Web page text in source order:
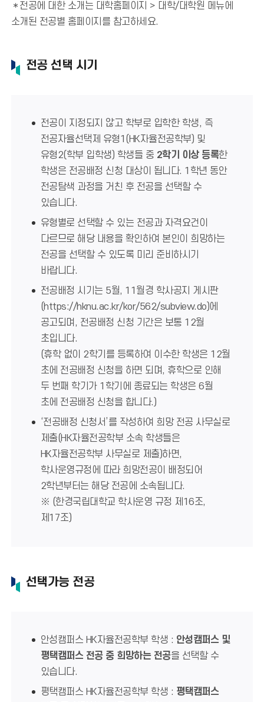
＊전공에 대한 소개는 대학홈페이지 > 대학/대학원 메뉴에
소개된 전공별 홈페이지를 참고하세요.
전공 선택 시기
전공이 지정되지 않고 학부로 입학한 학생, 즉
전공자율선택제 유형1(HK자율전공학부) 및
유형2(학부 입학생) 학생들 중 2학기 이상 등록한
학생은 전공배정 신청 대상이 됩니다. 1학년 동안
전공탐색 과정을 거친 후 전공을 선택할 수
있습니다.
유형별로 선택할 수 있는 전공과 자격요건이
다르므로 해당 내용을 확인하여 본인이 희망하는
전공을 선택할 수 있도록 미리 준비하시기
바랍니다.
전공배정 시기는 5월, 11월경 학사공지 게시판
(https://hknu.ac.kr/kor/562/subview.do)에
공고되며, 전공배정 신청 기간은 보통 12월
초입니다.
(휴학 없이 2학기를 등록하여 이수한 학생은 12월
초에 전공배정 신청을 하면 되며, 휴학으로 인해
두 번째 학기가 1학기에 종료되는 학생은 6월
초에 전공배정 신청을 합니다.)
‘전공배정 신청서’를 작성하여 희망 전공 사무실로
제출(HK자율전공학부 소속 학생들은
HK자율전공학부 사무실로 제출)하면,
학사운영규정에 따라 희망전공이 배정되어
2학년부터는 해당 전공에 소속됩니다.
※ (한경국립대학교 학사운영 규정 제16조,
제17조)
선택가능 전공
안성캠퍼스 HK자율전공학부 학생 : 안성캠퍼스 및
평택캠퍼스 전공 중 희망하는 전공을 선택할 수
있습니다.
평택캠퍼스 HK자율전공학부 학생 : 평택캠퍼스